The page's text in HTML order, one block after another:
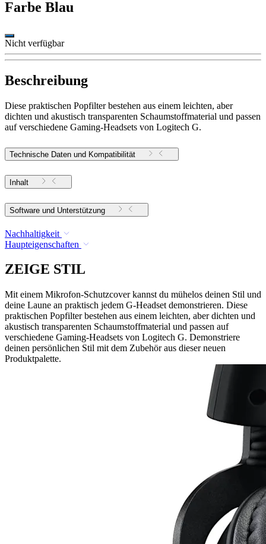
Farbe Blau
Nicht verfügbar
Beschreibung
Diese praktischen Popfilter bestehen aus einem leichten, aber
dichten und akustisch transparenten Schaumstoffmaterial und passen
auf verschiedene Gaming-Headsets von Logitech G.
Technische Daten und Kompatibilität
Inhalt
Software und Unterstützung
Nachhaltigkeit
Haupteigenschaften
ZEIGE STIL
Mit einem Mikrofon-Schutzcover kannst du mühelos deinen Stil und
deine Laune an praktisch jedem G-Headset demonstrieren. Diese
praktischen Popfilter bestehen aus einem leichten, aber dichten und
akustisch transparenten Schaumstoffmaterial und passen auf
verschiedene Gaming-Headsets von Logitech G. Demonstriere
deinen persönlichen Stil mit dem Zubehör aus dieser neuen
Produktpalette.